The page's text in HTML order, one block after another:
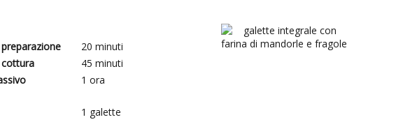
20 minuti
45 minuti
1 ora
1 galette